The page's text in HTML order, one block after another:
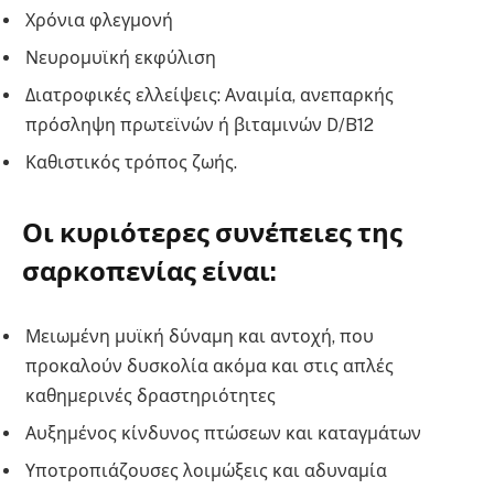
Χρόνια φλεγμονή
Νευρομυϊκή εκφύλιση
Διατροφικές ελλείψεις: Αναιμία, ανεπαρκής
πρόσληψη πρωτεϊνών ή βιταμινών D/B12
Καθιστικός τρόπος ζωής.
Οι κυριότερες συνέπειες της
σαρκοπενίας είναι:
Μειωμένη μυϊκή δύναμη και αντοχή, που
προκαλούν δυσκολία ακόμα και στις απλές
καθημερινές δραστηριότητες
Αυξημένος κίνδυνος πτώσεων και καταγμάτων
Υποτροπιάζουσες λοιμώξεις και αδυναμία